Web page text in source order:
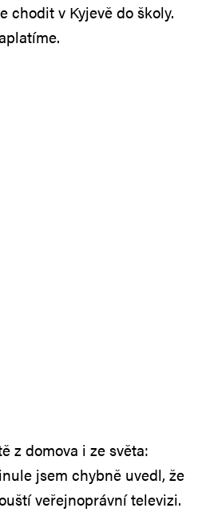
chodit v Kyjevě do školy.
z domova i ze světa:
jsem chybně uvedl, že
veřejnoprávní televizi.